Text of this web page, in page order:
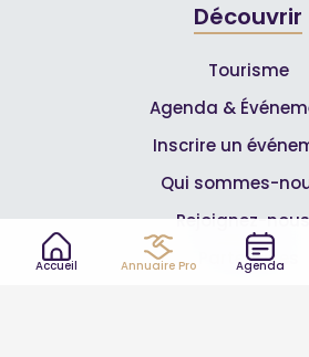
Accueil Annuaire Pro Agenda
Découvrir
Tourisme
Agenda &
Inscrire un
Qui sommes-
Rejoignez-
Partenaires